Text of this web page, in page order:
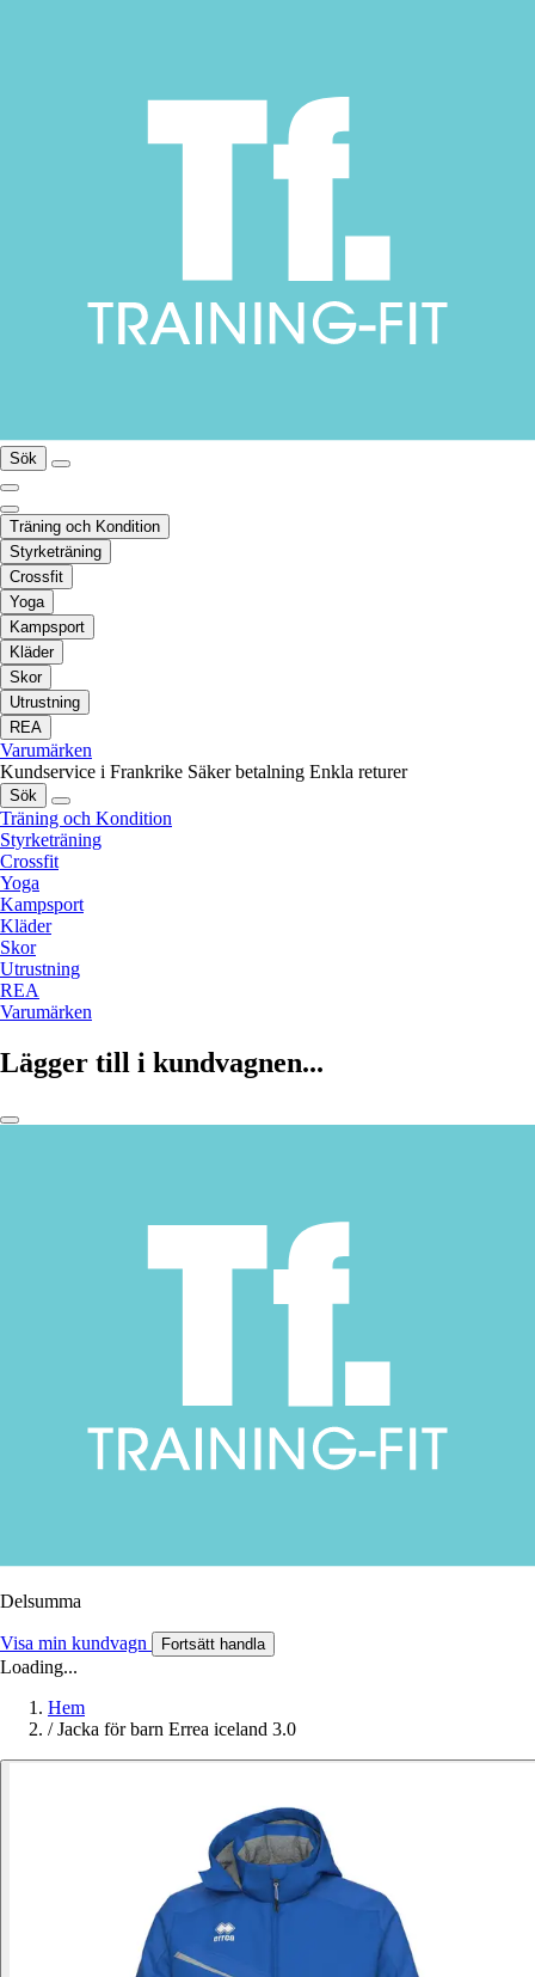
Sök
Träning och Kondition
Styrketräning
Crossfit
Yoga
Kampsport
Kläder
Skor
Utrustning
REA
Varumärken
Kundservice i Frankrike Säker betalning Enkla returer
Sök
Träning och Kondition
Styrketräning
Crossfit
Yoga
Kampsport
Kläder
Skor
Utrustning
REA
Varumärken
Lägger till i kundvagnen...
Delsumma
Visa min kundvagn Fortsätt handla
Loading...
Hem
/ Jacka för barn Errea iceland 3.0